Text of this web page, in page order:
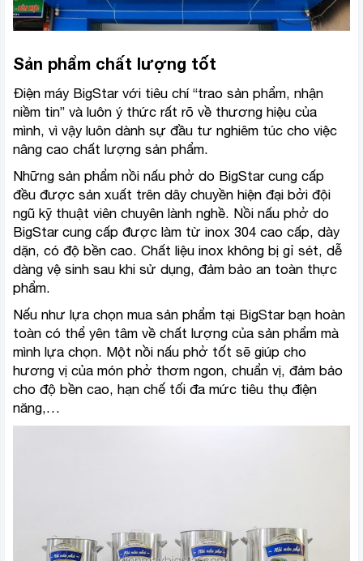
Sản phẩm chất lượng tốt
Điện máy BigStar với tiêu chí “trao sản phẩm, nhận
niềm tin” và luôn ý thức rất rõ về thương hiệu của
mình, vì vậy luôn dành sự đầu tư nghiêm túc cho việc
nâng cao chất lượng sản phẩm.
Những sản phẩm nồi nấu phở do BigStar cung cấp
đều được sản xuất trên dây chuyền hiện đại bởi đội
ngũ kỹ thuật viên chuyên lành nghề. Nồi nấu phở do
BigStar cung cấp được làm từ inox 304 cao cấp, dày
dặn, có độ bền cao. Chất liệu inox không bị gỉ sét, dễ
dàng vệ sinh sau khi sử dụng, đảm bảo an toàn thực
phẩm.
Nếu như lựa chọn mua sản phẩm tại BigStar bạn hoàn
toàn có thể yên tâm về chất lượng của sản phẩm mà
mình lựa chọn. Một nồi nấu phở tốt sẽ giúp cho
hương vị của món phở thơm ngon, chuẩn vị, đảm bảo
cho độ bền cao, hạn chế tối đa mức tiêu thụ điện
năng,…